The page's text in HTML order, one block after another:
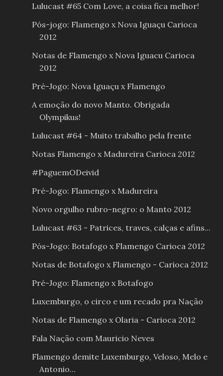
Lulucast #65 Com Love, a coisa fica melhor!
Pós-jogo: Flamengo x Nova Iguaçu Carioca
2012
Notas de Flamengo x Nova Iguacu Carioca
2012
Pré-Jogo: Nova Iguaçu x Flamengo
A emoção do novo Manto. Obrigada
Olympikus!
Lulucast #64 - Muito trabalho pela frente
Notas Flamengo x Madureira Carioca 2012
#PaguemODeivid
Pré-Jogo: Flamengo x Madureira
Novo orgulho rubro-negro: o Manto 2012
Lulucast #63 - Patrices, traves, calças e afins...
Pós-Jogo: Botafogo x Flamengo Carioca 2012
Notas de Botafogo x Flamengo - Carioca 2012
Pré-Jogo: Flamengo x Botafogo
Luxemburgo, o circo e um recado pra Nação
Notas de Flamengo x Olaria - Carioca 2012
Fala Nação com Mauricio Neves
Flamengo demite Luxemburgo, Veloso, Melo e
Antonio...